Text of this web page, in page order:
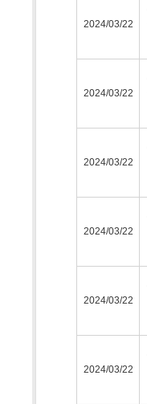
2024/03/22
2024/03/22
2024/03/22
2024/03/22
2024/03/22
2024/03/22